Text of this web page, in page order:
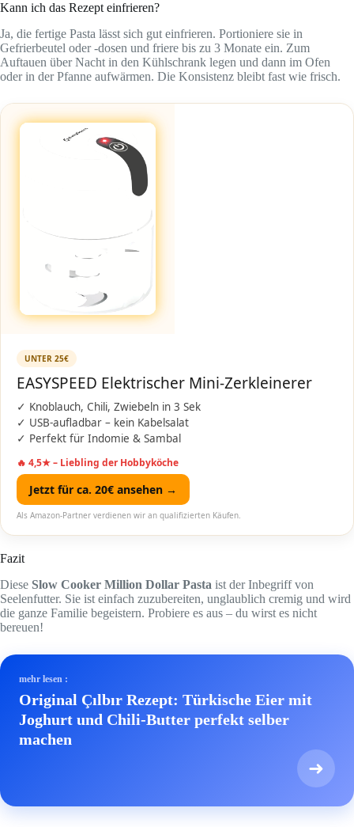
Kann ich das Rezept einfrieren?
Ja, die fertige Pasta lässt sich gut einfrieren. Portioniere sie in
Gefrierbeutel oder -dosen und friere bis zu 3 Monate ein. Zum
Auftauen über Nacht in den Kühlschrank legen und dann im Ofen
oder in der Pfanne aufwärmen. Die Konsistenz bleibt fast wie frisch.
UNTER 25€
EASYSPEED Elektrischer Mini-Zerkleinerer
✓ Knoblauch, Chili, Zwiebeln in 3 Sek
✓ USB-aufladbar – kein Kabelsalat
✓ Perfekt für Indomie & Sambal
🔥 4,5★ – Liebling der Hobbyköche
Jetzt für ca. 20€ ansehen →
Als Amazon-Partner verdienen wir an qualifizierten Käufen.
Fazit
Diese Slow Cooker Million Dollar Pasta ist der Inbegriff von
Seelenfutter. Sie ist einfach zuzubereiten, unglaublich cremig und wird
die ganze Familie begeistern. Probiere es aus – du wirst es nicht
bereuen!
mehr lesen :
Original Çılbır Rezept: Türkische Eier mit
Joghurt und Chili-Butter perfekt selber
machen
➜